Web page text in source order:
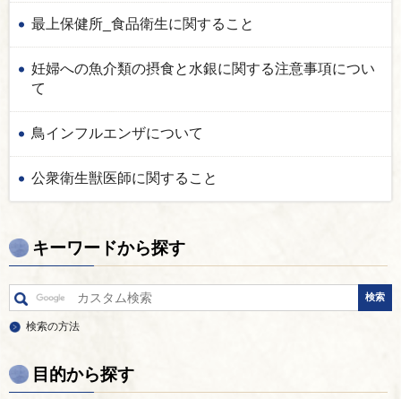
最上保健所_食品衛生に関すること
妊婦への魚介類の摂食と水銀に関する注意事項につい
て
鳥インフルエンザについて
公衆衛生獣医師に関すること
キーワードから探す
検索の方法
目的から探す